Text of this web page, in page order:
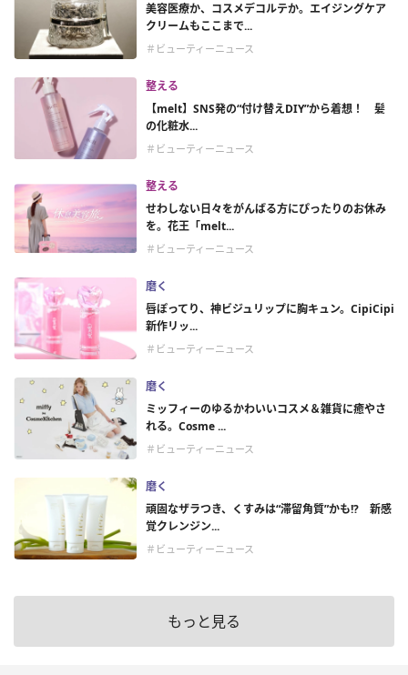
美容医療か、コスメデコルテか。エイジングケア
クリームもここまで...
＃ビューティーニュース
整える
【melt】SNS発の“付け替えDIY”から着想！ 髪
の化粧水...
＃ビューティーニュース
整える
せわしない日々をがんばる方にぴったりのお休み
を。花王「melt...
＃ビューティーニュース
磨く
唇ぽってり、神ビジュリップに胸キュン。CipiCipi
新作リッ...
＃ビューティーニュース
磨く
ミッフィーのゆるかわいいコスメ＆雑貨に癒やさ
れる。Cosme ...
＃ビューティーニュース
磨く
頑固なザラつき、くすみは“滞留角質”かも!? 新感
覚クレンジン...
＃ビューティーニュース
もっと見る